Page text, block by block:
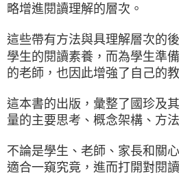
略增進閱讀理解的層次。
這些帶有方法與具理解層次的
學生的閱讀素養，而為學生準
的老師，也因此增強了自己的
這本書的出版，彙整了國珍及
量的主要思考、概念架構、方
不論是學生、老師、家長和關
適合一窺究竟，進而打開對閱